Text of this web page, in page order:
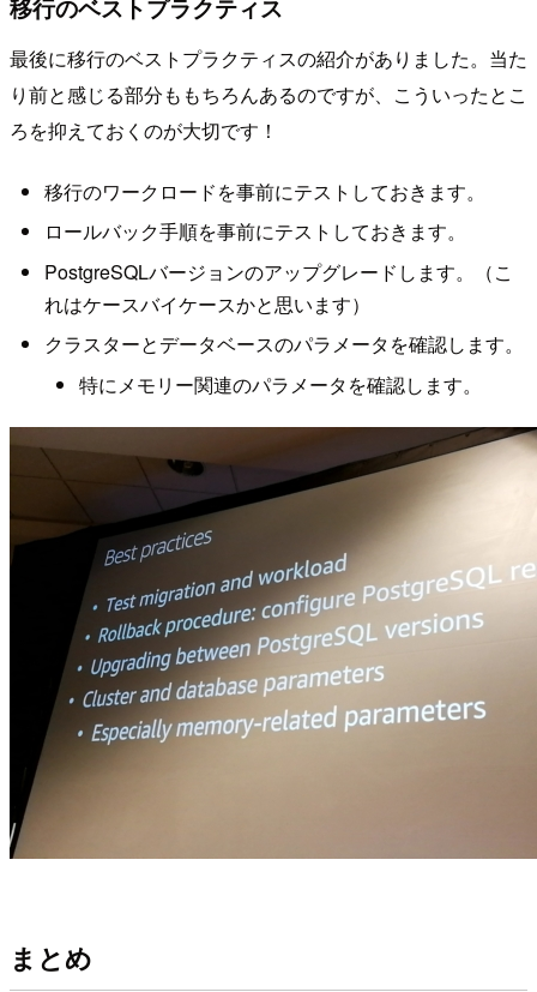
移行のベストプラクティス
最後に移行のベストプラクティスの紹介がありました。当た
り前と感じる部分ももちろんあるのですが、こういったとこ
ろを抑えておくのが大切です！
移行のワークロードを事前にテストしておきます。
ロールバック手順を事前にテストしておきます。
PostgreSQLバージョンのアップグレードします。（こ
れはケースバイケースかと思います）
クラスターとデータベースのパラメータを確認します。
特にメモリー関連のパラメータを確認します。
まとめ